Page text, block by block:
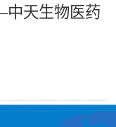
天生物医药